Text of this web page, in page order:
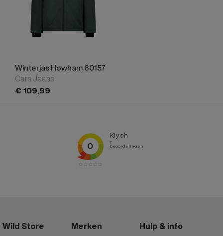
Winterjas Howham 60157
Cars Jeans
€ 109,99
Wild Store Merken Hulp & info